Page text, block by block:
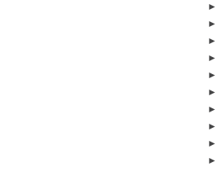
►
►
►
►
►
►
►
►
►
►